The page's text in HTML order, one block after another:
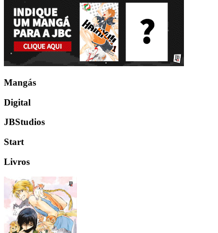
Mangás
Digital
JBStudios
Start
Livros